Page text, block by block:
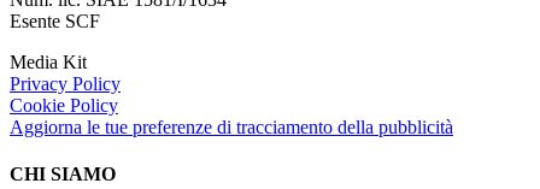
Esente SCF
Media Kit
Privacy Policy
Cookie Policy
Aggiorna le tue preferenze di tracciamento della pubblicità
CHI SIAMO